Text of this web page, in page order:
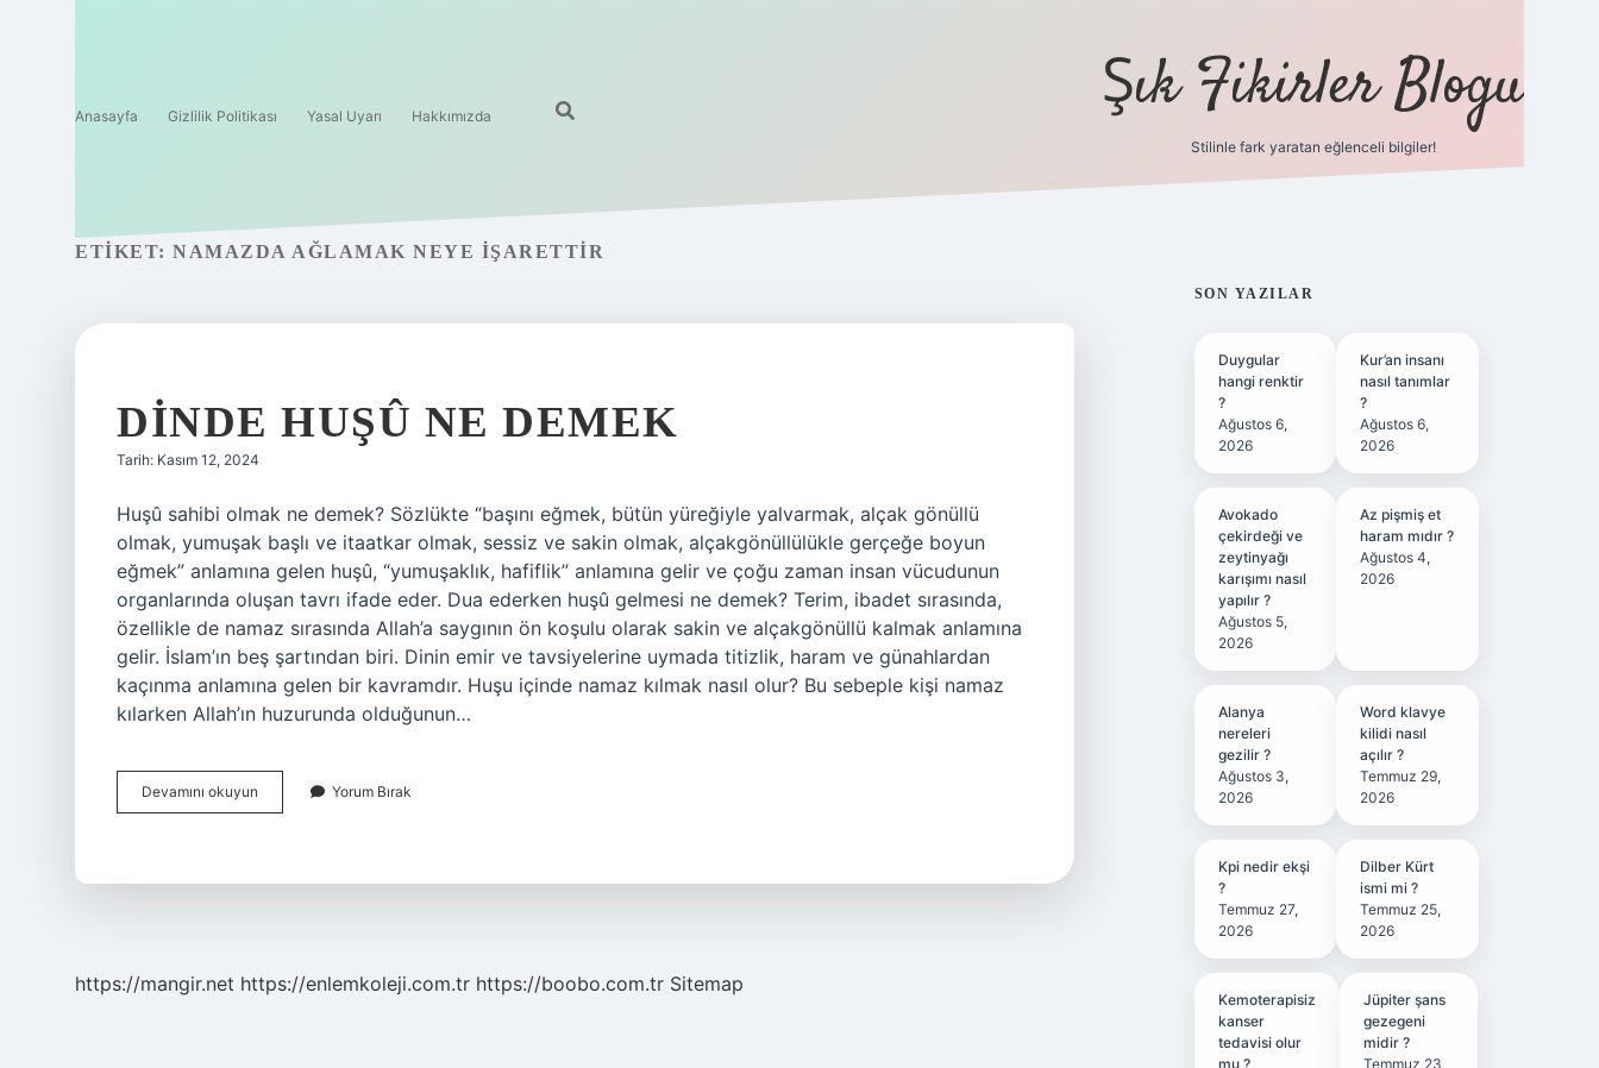
Anasayfa Gizlilik Politikası Yasal Uyarı Hakkımızda Şık Fikirler Blogu
Stilinle fark yaratan eğlenceli bilgiler!
ETIKET: NAMAZDA AĞLAMAK NEYE IŞARETTIR
DINDE HUŞÛ NE DEMEK
Tarih: Kasım 12, 2024
Huşû sahibi olmak ne demek? Sözlükte “başını eğmek, bütün yüreğiyle yalvarmak, alçak gönüllü
olmak, yumuşak başlı ve itaatkar olmak, sessiz ve sakin olmak, alçakgönüllülükle gerçeğe boyun
eğmek” anlamına gelen huşû, “yumuşaklık, hafiflik” anlamına gelir ve çoğu zaman insan vücudunun
organlarında oluşan tavrı ifade eder. Dua ederken huşû gelmesi ne demek? Terim, ibadet sırasında,
özellikle de namaz sırasında Allah’a saygının ön koşulu olarak sakin ve alçakgönüllü kalmak anlamına
gelir. İslam’ın beş şartından biri. Dinin emir ve tavsiyelerine uymada titizlik, haram ve günahlardan
kaçınma anlamına gelen bir kavramdır. Huşu içinde namaz kılmak nasıl olur? Bu sebeple kişi namaz
kılarken Allah’ın huzurunda olduğunun…
Devamını okuyun
Huşû
Yorum Bırak
https://mangir.net https://enlemkoleji.com.tr https://boobo.com.tr Sitemap
SIDEBAR
SON YAZILAR
Duygular
hangi renktir
?
Ağustos 6,
2026
Kur’an insanı
nasıl tanımlar
?
Ağustos 6,
2026
Avokado
çekirdeği ve
zeytinyağı
karışımı nasıl
yapılır ?
Ağustos 5,
2026
Az pişmiş et
haram mıdır ?
Ağustos 4,
2026
Alanya
nereleri
gezilir ?
Ağustos 3,
2026
Word klavye
kilidi nasıl
açılır ?
Temmuz 29,
2026
Kpi nedir ekşi
?
Temmuz 27,
2026
Dilber Kürt
ismi mi ?
Temmuz 25,
2026
Kemoterapisiz
kanser
tedavisi olur
mu ?
Jüpiter şans
gezegeni
midir ?
Temmuz 23,